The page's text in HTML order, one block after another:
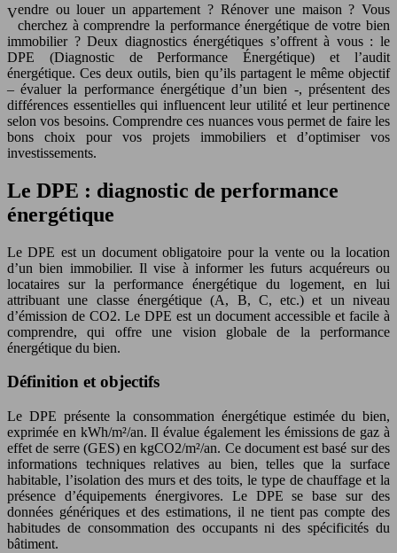
Vendre ou louer un appartement ? Rénover une maison ? Vous
cherchez à comprendre la performance énergétique de votre bien
immobilier ? Deux diagnostics énergétiques s’offrent à vous : le
DPE (Diagnostic de Performance Énergétique) et l’audit
énergétique. Ces deux outils, bien qu’ils partagent le même objectif
– évaluer la performance énergétique d’un bien -, présentent des
différences essentielles qui influencent leur utilité et leur pertinence
selon vos besoins. Comprendre ces nuances vous permet de faire les
bons choix pour vos projets immobiliers et d’optimiser vos
investissements.
Le DPE : diagnostic de performance
énergétique
Le DPE est un document obligatoire pour la vente ou la location
d’un bien immobilier. Il vise à informer les futurs acquéreurs ou
locataires sur la performance énergétique du logement, en lui
attribuant une classe énergétique (A, B, C, etc.) et un niveau
d’émission de CO2. Le DPE est un document accessible et facile à
comprendre, qui offre une vision globale de la performance
énergétique du bien.
Définition et objectifs
Le DPE présente la consommation énergétique estimée du bien,
exprimée en kWh/m²/an. Il évalue également les émissions de gaz à
effet de serre (GES) en kgCO2/m²/an. Ce document est basé sur des
informations techniques relatives au bien, telles que la surface
habitable, l’isolation des murs et des toits, le type de chauffage et la
présence d’équipements énergivores. Le DPE se base sur des
données génériques et des estimations, il ne tient pas compte des
habitudes de consommation des occupants ni des spécificités du
bâtiment.